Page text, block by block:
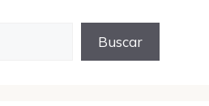
Buscar